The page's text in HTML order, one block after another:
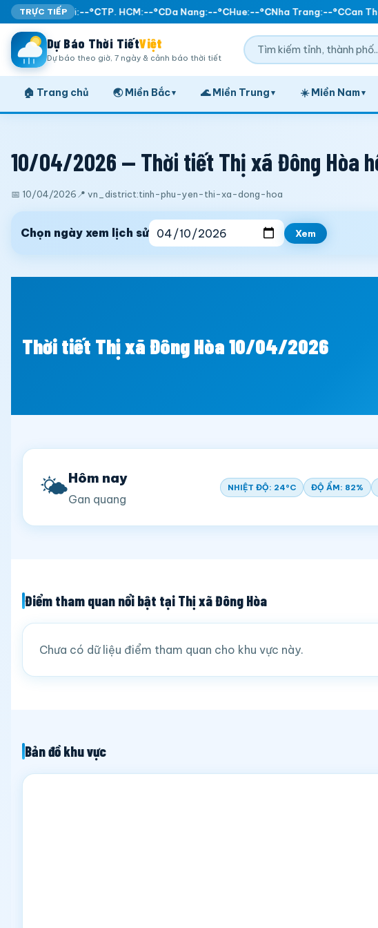
TRỰC TIẾP
Ha Noi:--°CTP. HCM:--°CDa Nang:--°CHue:--°CNha Trang:--°CCan
Dự Báo Thời TiếtViệt
Dự báo theo giờ, 7 ngày & cảnh báo thời tiết
🏠 Trang chủ 🌏 Miền Bắc▾ 🌊 Miền Trung ▾ ☀️ Miền Nam▾
10/04/2026 — Thời tiết Thị xã Đông Hòa
📅 10/04/2026 📍 vn_district:tinh-phu-yen-thi-xa-dong-hoa
Chọn ngày xem lịch sử Xem
Thời tiết Thị xã Đông Hòa 10/04/2026
🌤️Hôm nay
Gan quang
NHIỆT ĐỘ: 24°C ĐỘ ẨM: 82%
Điểm tham quan nổi bật tại Thị xã Đông Hòa
Chưa có dữ liệu điểm tham quan cho khu vực này.
Bản đồ khu vực